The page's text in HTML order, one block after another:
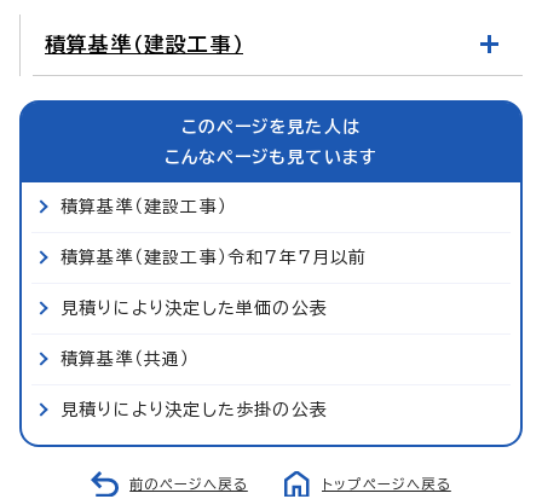
積算基準（建設工事）
このページを見た人は
こんなページも見ています
積算基準（建設工事）
積算基準（建設工事）令和7年7月以前
見積りにより決定した単価の公表
積算基準（共通）
見積りにより決定した歩掛の公表
前のページへ戻る トップページへ戻る